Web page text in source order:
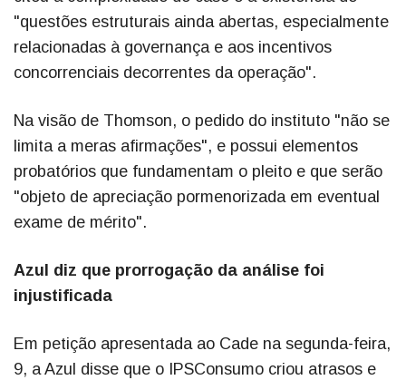
"questões estruturais ainda abertas, especialmente
relacionadas à governança e aos incentivos
concorrenciais decorrentes da operação".
Na visão de Thomson, o pedido do instituto "não se
limita a meras afirmações", e possui elementos
probatórios que fundamentam o pleito e que serão
"objeto de apreciação pormenorizada em eventual
exame de mérito".
Azul diz que prorrogação da análise foi
injustificada
Em petição apresentada ao Cade na segunda-feira,
9, a Azul disse que o IPSConsumo criou atrasos e